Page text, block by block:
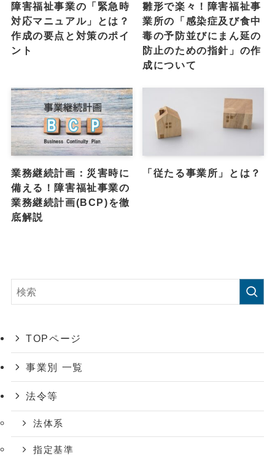
障害福祉事業の「緊急時
対応マニュアル」とは？
作成の要点と対策のポイ
ント
雛形で楽々！障害福祉事
業所の「感染症及び食中
毒の予防並びにまん延の
防止のための指針」の作
成について
業務継続計画：災害時に
備える！障害福祉事業の
業務継続計画(BCP)を徹
底解説
「従たる事業所」とは？
TOPページ
事業別 一覧
法令等
法体系
指定基準